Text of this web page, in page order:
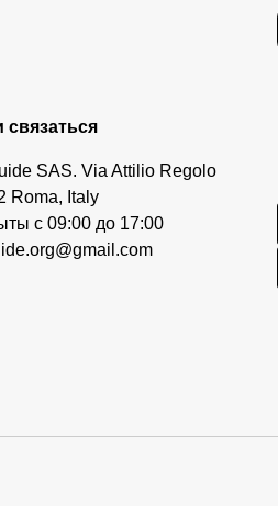
связаться
SAS. Via Attilio Regolo
Roma, Italy
с 09:00 до 17:00